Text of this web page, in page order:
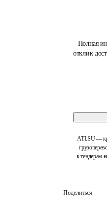
Полная
отклик
ATI.SU —
к тендерам
Поделиться